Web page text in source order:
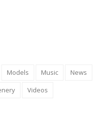
Models Music
News
Videos